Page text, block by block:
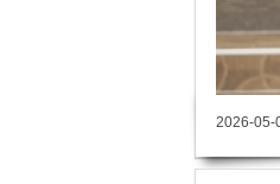
2026-05-